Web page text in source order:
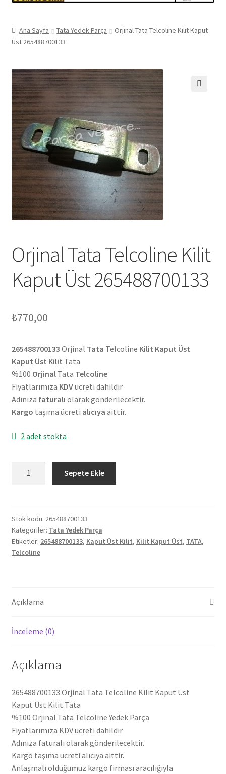
Ana Sayfa Tata Yedek Parça
Orjinal Tata Telcoline Kilit Kaput
Üst 265488700133
Orjinal Tata Telcoline Kilit
Kaput Üst 265488700133
₺770,00
265488700133 Orjinal Tata Telcoline Kilit Kaput Üst
Kaput Üst Kilit Tata
%100 OrjinalTata Telcoline
Fiyatlarımıza KDVücreti dahildir
Adınıza faturalı olarak gönderilecektir.
Kargo taşıma ücreti alıcıya aittir.
2 adet stokta
Kaput
Üst
265488700133
adet
Sepete Ekle
Stok kodu: 265488700133
Kategoriler: Tata Yedek Parça
Etiketler: 265488700133, Kaput Üst Kilit, Kilit Kaput Üst, TATA,
Telcoline
Açıklama
İnceleme (0)
Açıklama
265488700133 Orjinal Tata Telcoline Kilit Kaput Üst
Kaput Üst Kilit Tata
%100 Orjinal Tata Telcoline Yedek Parça
Fiyatlarımıza KDV ücreti dahildir
Adınıza faturalı olarak gönderilecektir.
Kargo taşıma ücreti alıcıya aittir.
Anlaşmalı olduğumuz kargo firması aracılığıyla